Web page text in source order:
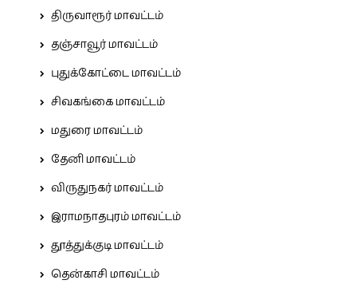
திருவாரூர் மாவட்டம்
தஞ்சாவூர் மாவட்டம்
புதுக்கோட்டை மாவட்டம்
சிவகங்கை மாவட்டம்
மதுரை மாவட்டம்
தேனி மாவட்டம்
விருதுநகர் மாவட்டம்
இராமநாதபுரம் மாவட்டம்
தூத்துக்குடி மாவட்டம்
தென்காசி மாவட்டம்